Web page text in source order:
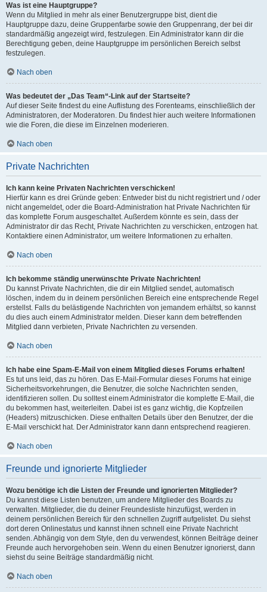
Was ist eine Hauptgruppe?
Wenn du Mitglied in mehr als einer Benutzergruppe bist, dient die
Hauptgruppe dazu, deine Gruppenfarbe sowie den Gruppenrang, der bei dir
standardmäßig angezeigt wird, festzulegen. Ein Administrator kann dir die
Berechtigung geben, deine Hauptgruppe im persönlichen Bereich selbst
festzulegen.
Nach oben
Was bedeutet der „Das Team“-Link auf der Startseite?
Auf dieser Seite findest du eine Auflistung des Forenteams, einschließlich der
Administratoren, der Moderatoren. Du findest hier auch weitere Informationen
wie die Foren, die diese im Einzelnen moderieren.
Nach oben
Private Nachrichten
Ich kann keine Privaten Nachrichten verschicken!
Hierfür kann es drei Gründe geben: Entweder bist du nicht registriert und / oder
nicht angemeldet, oder die Board-Administration hat Private Nachrichten für
das komplette Forum ausgeschaltet. Außerdem könnte es sein, dass der
Administrator dir das Recht, Private Nachrichten zu verschicken, entzogen hat.
Kontaktiere einen Administrator, um weitere Informationen zu erhalten.
Nach oben
Ich bekomme ständig unerwünschte Private Nachrichten!
Du kannst Private Nachrichten, die dir ein Mitglied sendet, automatisch
löschen, indem du in deinem persönlichen Bereich eine entsprechende Regel
erstellst. Falls du belästigende Nachrichten von jemandem erhältst, so kannst
du dies auch einem Administrator melden. Dieser kann dem betreffenden
Mitglied dann verbieten, Private Nachrichten zu versenden.
Nach oben
Ich habe eine Spam-E-Mail von einem Mitglied dieses Forums erhalten!
Es tut uns leid, das zu hören. Das E-Mail-Formular dieses Forums hat einige
Sicherheitsvorkehrungen, die Benutzer, die solche Nachrichten senden,
identifizieren sollen. Du solltest einem Administrator die komplette E-Mail, die
du bekommen hast, weiterleiten. Dabei ist es ganz wichtig, die Kopfzeilen
(Headers) mitzuschicken. Diese enthalten Details über den Benutzer, der die
E-Mail verschickt hat. Der Administrator kann dann entsprechend reagieren.
Nach oben
Freunde und ignorierte Mitglieder
Wozu benötige ich die Listen der Freunde und ignorierten Mitglieder?
Du kannst diese Listen benutzen, um andere Mitglieder des Boards zu
verwalten. Mitglieder, die du deiner Freundesliste hinzufügst, werden in
deinem persönlichen Bereich für den schnellen Zugriff aufgelistet. Du siehst
dort deren Onlinestatus und kannst ihnen schnell eine Private Nachricht
senden. Abhängig von dem Style, den du verwendest, können Beiträge deiner
Freunde auch hervorgehoben sein. Wenn du einen Benutzer ignorierst, dann
siehst du seine Beiträge standardmäßig nicht.
Nach oben